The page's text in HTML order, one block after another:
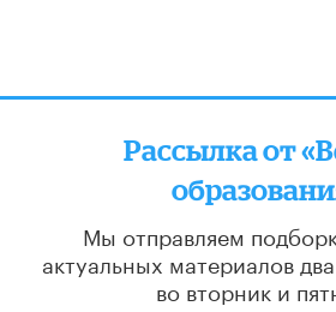
Рассылка от
Мы отправляем
актуальных материалов
во вторник и